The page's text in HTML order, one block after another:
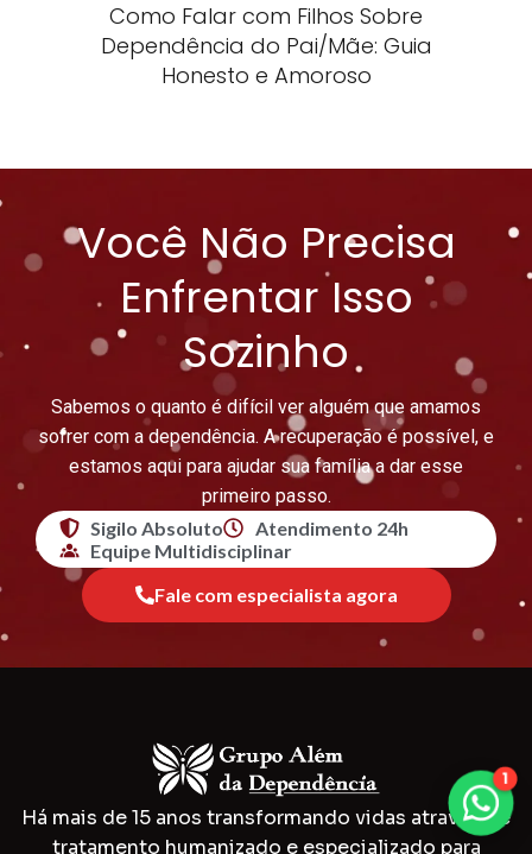
Como Falar com Filhos Sobre
Dependência do Pai/Mãe: Guia
Honesto e Amoroso
Você Não Precisa
Enfrentar Isso
Sozinho
Sabemos o quanto é difícil ver alguém que amamos
sofrer com a dependência. A recuperação é possível, e
estamos aqui para ajudar sua família a dar esse
primeiro passo.
Sigilo Absoluto
Atendimento 24h
Equipe Multidisciplinar
Fale com especialista agora
Há mais de 15 anos transformando vidas através de
tratamento humanizado e especializado para
1